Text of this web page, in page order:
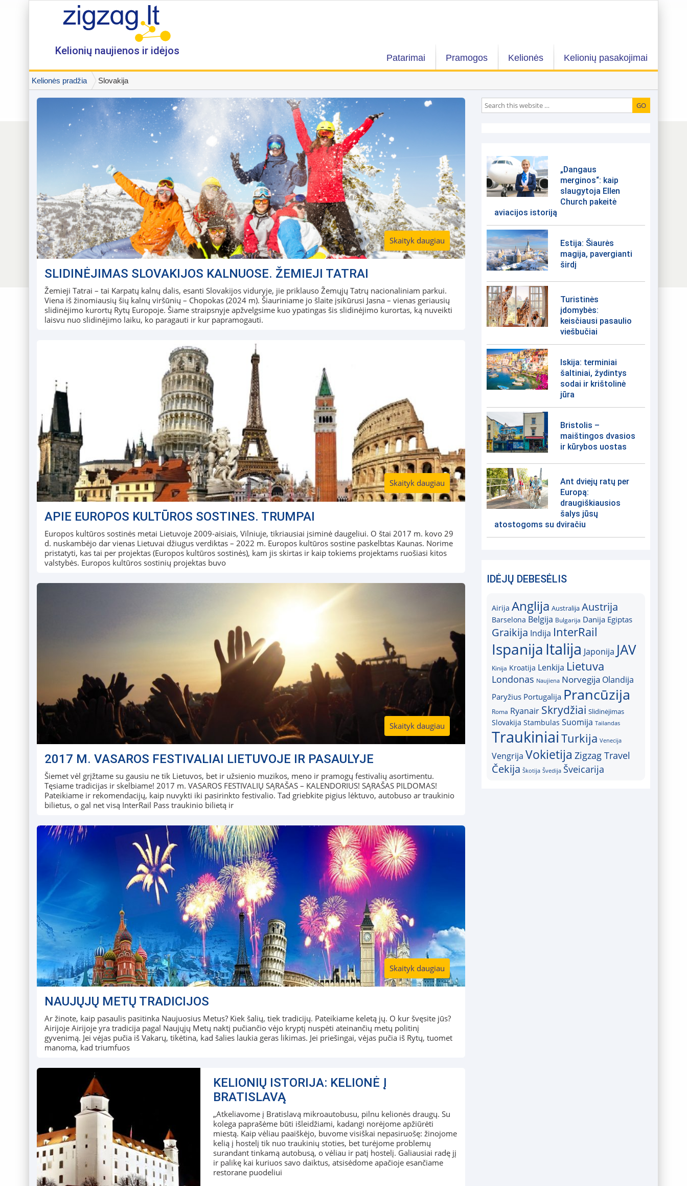
Kelionių naujienos ir idėjos
Patarimai Pramogos Kelionės Kelionių pasakojimai
Kelionės pradžia Slovakija
SLIDINĖJIMAS SLOVAKIJOS KALNUOSE. ŽEMIEJI TATRAI
Žemieji Tatrai – tai Karpatų kalnų dalis, esanti Slovakijos viduryje, jie priklauso Žemųjų Tatrų nacionaliniam parkui.
Viena iš žinomiausių šių kalnų viršūnių – Chopokas (2024 m). Šiauriniame jo šlaite įsikūrusi Jasna – vienas geriausių
slidinėjimo kurortų Rytų Europoje. Šiame straipsnyje apžvelgsime kuo ypatingas šis slidinėjimo kurortas, ką nuveikti
laisvu nuo slidinėjimo laiku, ko paragauti ir kur papramogauti.
Skaityk daugiau
APIE EUROPOS KULTŪROS SOSTINES. TRUMPAI
Europos kultūros sostinės metai Lietuvoje 2009-aisiais, Vilniuje, tikriausiai įsiminė daugeliui. O štai 2017 m. kovo 29
d. nuskambėjo dar vienas Lietuvai džiugus verdiktas – 2022 m. Europos kultūros sostine paskelbtas Kaunas. Norime
pristatyti, kas tai per projektas (Europos kultūros sostinės), kam jis skirtas ir kaip tokiems projektams ruošiasi kitos
valstybės. Europos kultūros sostinių projektas buvo
Skaityk daugiau
2017 M. VASAROS FESTIVALIAI LIETUVOJE IR PASAULYJE
Šiemet vėl grįžtame su gausiu ne tik Lietuvos, bet ir užsienio muzikos, meno ir pramogų festivalių asortimentu.
Tęsiame tradicijas ir skelbiame! 2017 m. VASAROS FESTIVALIŲ SĄRAŠAS – KALENDORIUS! SĄRAŠAS PILDOMAS!
Pateikiame ir rekomendacijų, kaip nuvykti iki pasirinkto festivalio. Tad griebkite pigius lėktuvo, autobuso ar traukinio
bilietus, o gal net visą InterRail Pass traukinio bilietą ir
Skaityk daugiau
NAUJŲJŲ METŲ TRADICIJOS
Ar žinote, kaip pasaulis pasitinka Naujuosius Metus? Kiek šalių, tiek tradicijų. Pateikiame keletą jų. O kur švęsite jūs?
Airijoje Airijoje yra tradicija pagal Naujųjų Metų naktį pučiančio vėjo kryptį nuspėti ateinančių metų politinį
gyvenimą. Jei vėjas pučia iš Vakarų, tikėtina, kad šalies laukia geras likimas. Jei priešingai, vėjas pučia iš Rytų, tuomet
manoma, kad triumfuos
Skaityk daugiau
KELIONIŲ ISTORIJA: KELIONĖ Į
BRATISLAVĄ
„Atkeliavome į Bratislavą mikroautobusu, pilnu kelionės draugų. Su
kolega paprašėme būti išleidžiami, kadangi norėjome apžiūrėti
miestą. Kaip vėliau paaiškėjo, buvome visiškai nepasiruošę: žinojome
kelią į hostelį tik nuo traukinių stoties, bet turėjome problemų
surandant tinkamą autobusą, o vėliau ir patį hostelį. Galiausiai radę jį
ir palikę kai kuriuos savo daiktus, atsisėdome apačioje esančiame
restorane puodeliui
„Dangaus
merginos“: kaip
slaugytoja Ellen
Church pakeitė
aviacijos istoriją
Estija: Šiaurės
magija, pavergianti
širdį
Turistinės
įdomybės:
keisčiausi pasaulio
viešbučiai
Iskija: terminiai
šaltiniai, žydintys
sodai ir krištolinė
jūra
Bristolis –
maištingos dvasios
ir kūrybos uostas
Ant dviejų ratų per
Europą:
draugiškiausios
šalys jūsų
atostogoms su dviračiu
IDĖJŲ DEBESĖLIS
Airija Anglija Australija Austrija
Barselona Belgija Bulgarija Danija Egiptas
Graikija Indija InterRail
Ispanija Italija Japonija JAV
Kinija Kroatija Lenkija Lietuva
Londonas Naujiena Norvegija Olandija
Paryžius Portugalija Prancūzija
Roma Ryanair Skrydžiai Slidinėjimas
Slovakija Stambulas Suomija Tailandas
TraukiniaiTurkija Venecija
Vengrija Vokietija Zigzag Travel
Čekija Škotija Švedija Šveicarija